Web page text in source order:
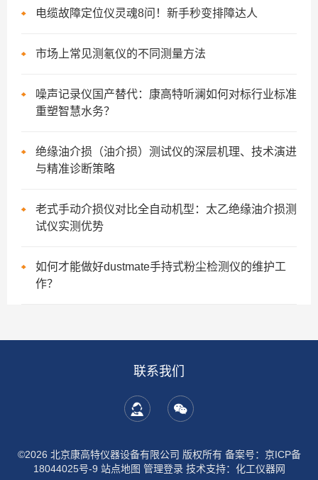
电缆故障定位仪灵魂8问！新手秒变排障达人
市场上常见测氡仪的不同测量方法
噪声记录仪国产替代：康高特听澜如何对标行业标准
重塑智慧水务？
绝缘油介损（油介损）测试仪的深层机理、技术演进
与精准诊断策略
老式手动介损仪对比全自动机型：太乙绝缘油介损测
试仪实测优势
如何才能做好dustmate手持式粉尘检测仪的维护工
作？
联系我们
©2026 北京康高特仪器设备有限公司 版权所有 备案号：京ICP备
18044025号-9 站点地图 管理登录技术支持： 化工仪器网